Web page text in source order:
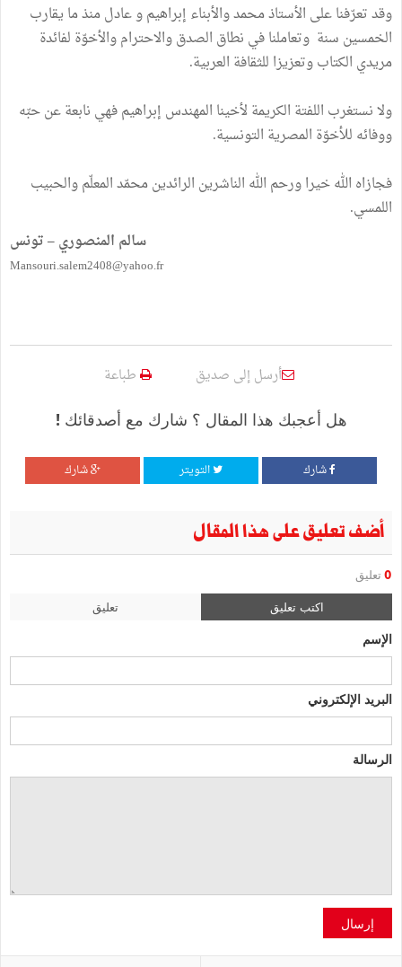
وقد تعرّفنا على الأستاذ محمد والأبناء إبراهيم و عادل منذ ما يقارب
الخمسين سنة وتعاملنا في نطاق الصدق والاحترام والأخوّة لفائدة
مريدي الكتاب وتعزيزا للثقافة العربية.
ولا نستغرب اللفتة الكريمة لأخينا المهندس إبراهيم فهي نابعة عن حبّه
ووفائه للأخوّة المصرية التونسية.
فجازاه الله خيرا ورحم الله الناشرين الرائدين محمّد المعلّم والحبيب
اللمسي.
سالم المنصوري – تونس
Mansouri.salem2408@yahoo.fr
أرسل إلى صديق طباعة
هل أعجبك هذا المقال ؟ شارك مع أصدقائك !
شارك التويتر شارك
أضف تعليق على هذا المقال
0 تعليق
اكتب تعليق تعليق
الإسم
البريد الإلكتروني
الرسالة
إرسال